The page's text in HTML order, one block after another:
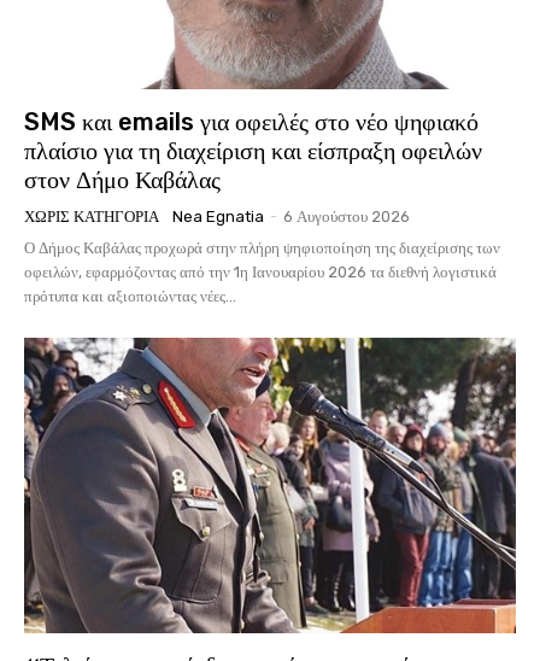
SMS και emails για οφειλές στο νέο ψηφιακό
πλαίσιο για τη διαχείριση και είσπραξη οφειλών
στον Δήμο Καβάλας
ΧΩΡΊΣ ΚΑΤΗΓΟΡΊΑ Nea Egnatia - 6 Αυγούστου 2026
Ο Δήμος Καβάλας προχωρά στην πλήρη ψηφιοποίηση της διαχείρισης των
οφειλών, εφαρμόζοντας από την 1η Ιανουαρίου 2026 τα διεθνή λογιστικά
πρότυπα και αξιοποιώντας νέες...